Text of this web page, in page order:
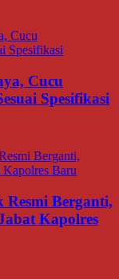
Cucu
Spesifikasi
Resmi Berganti,
Kapolres